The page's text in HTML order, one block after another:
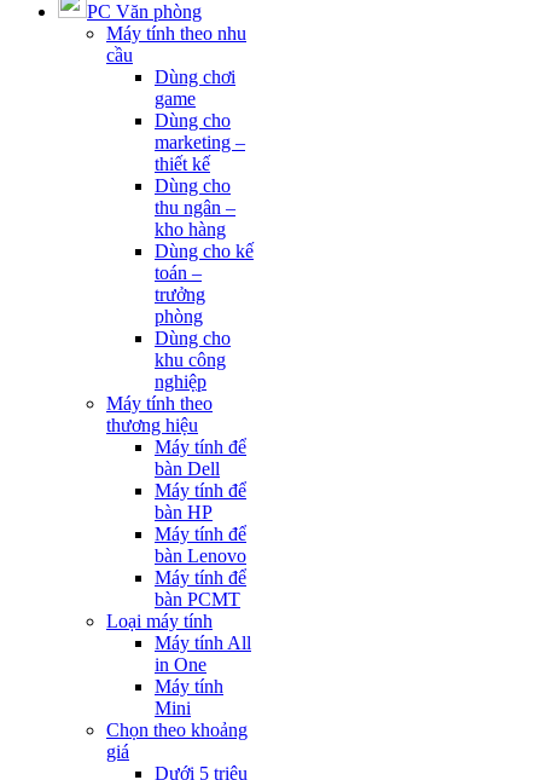
PC Văn phòng
Máy tính theo nhu
cầu
Dùng chơi
game
Dùng cho
marketing –
thiết kế
Dùng cho
thu ngân –
kho hàng
Dùng cho kế
toán –
trưởng
phòng
Dùng cho
khu công
nghiệp
Máy tính theo
thương hiệu
Máy tính để
bàn Dell
Máy tính để
bàn HP
Máy tính để
bàn Lenovo
Máy tính để
bàn PCMT
Loại máy tính
Máy tính All
in One
Máy tính
Mini
Chọn theo khoảng
giá
Dưới 5 triệu